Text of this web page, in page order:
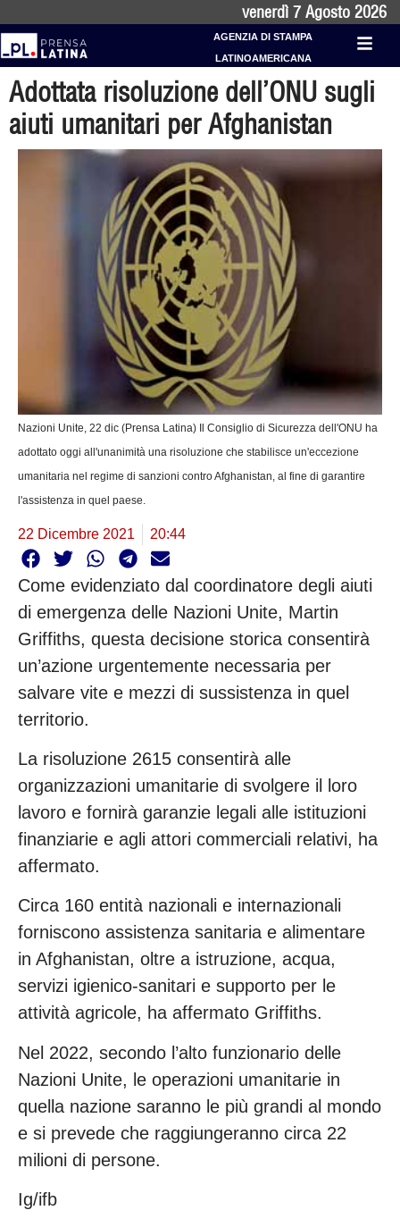
venerdì 7 Agosto 2026
AGENZIA DI STAMPA
LATINOAMERICANA
Adottata risoluzione dell’ONU sugli
aiuti umanitari per Afghanistan
Nazioni Unite, 22 dic (Prensa Latina) Il Consiglio di Sicurezza dell'ONU ha
adottato oggi all'unanimità una risoluzione che stabilisce un'eccezione
umanitaria nel regime di sanzioni contro Afghanistan, al fine di garantire
l'assistenza in quel paese.
22 Dicembre 2021 20:44
Come evidenziato dal coordinatore degli aiuti
di emergenza delle Nazioni Unite, Martin
Griffiths, questa decisione storica consentirà
un’azione urgentemente necessaria per
salvare vite e mezzi di sussistenza in quel
territorio.
La risoluzione 2615 consentirà alle
organizzazioni umanitarie di svolgere il loro
lavoro e fornirà garanzie legali alle istituzioni
finanziarie e agli attori commerciali relativi, ha
affermato.
Circa 160 entità nazionali e internazionali
forniscono assistenza sanitaria e alimentare
in Afghanistan, oltre a istruzione, acqua,
servizi igienico-sanitari e supporto per le
attività agricole, ha affermato Griffiths.
Nel 2022, secondo l’alto funzionario delle
Nazioni Unite, le operazioni umanitarie in
quella nazione saranno le più grandi al mondo
e si prevede che raggiungeranno circa 22
milioni di persone.
Ig/ifb